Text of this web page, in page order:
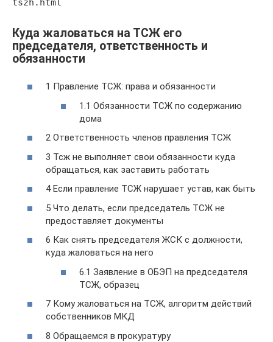
Куда жаловаться на ТСЖ его
председателя, ответственность и
обязанности
1 Правление ТСЖ: права и обязанности
1.1 Обязанности ТСЖ по содержанию
дома
2 Ответственность членов правления ТСЖ
3 Тсж не выполняет свои обязанности куда
обращаться, как заставить работать
4 Если правление ТСЖ нарушает устав, как быть
5 Что делать, если председатель ТСЖ не
предоставляет документы
6 Как снять председателя ЖСК с должности,
куда жаловаться на него
6.1 Заявление в ОБЭП на председателя
ТСЖ, образец
7 Кому жаловаться на ТСЖ, алгоритм действий
собственников МКД
8 Обращаемся в прокуратуру